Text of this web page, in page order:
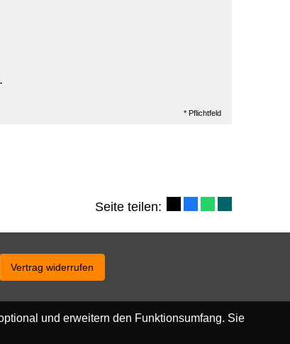
* Pflichtfeld
Seite teilen:
Vertrag widerrufen
und erweitern den Funktionsumfang. Sie